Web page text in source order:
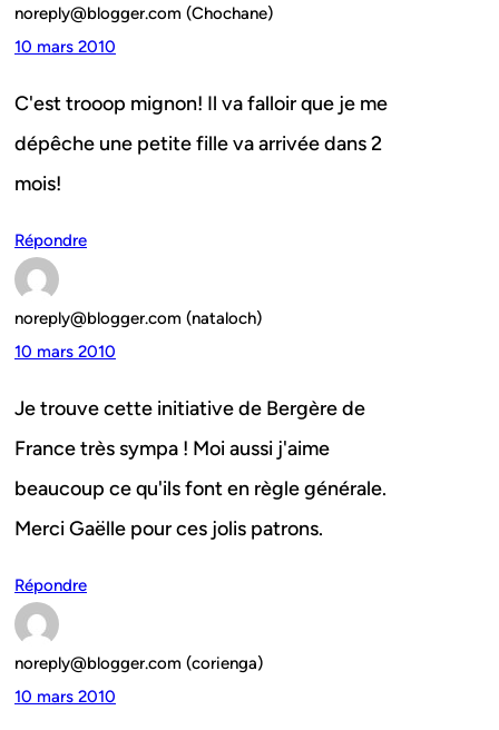
noreply@blogger.com (Chochane)
10 mars 2010
C'est trooop mignon! Il va falloir que je me
dépêche une petite fille va arrivée dans 2
mois!
Répondre
noreply@blogger.com (nataloch)
10 mars 2010
Je trouve cette initiative de Bergère de
France très sympa ! Moi aussi j'aime
beaucoup ce qu'ils font en règle générale.
Merci Gaëlle pour ces jolis patrons.
Répondre
noreply@blogger.com (corienga)
10 mars 2010